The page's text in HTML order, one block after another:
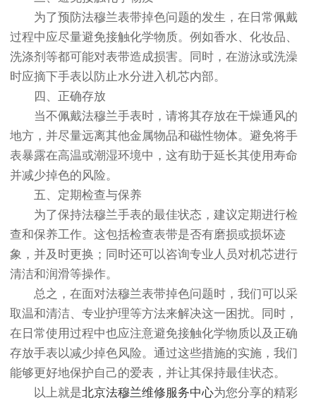
为了预防法穆兰表带掉色问题的发生，在日常佩戴
过程中应尽量避免接触化学物质。例如香水、化妆品、
洗涤剂等都可能对表带造成损害。同时，在游泳或洗澡
时应摘下手表以防止水分进入机芯内部。
四、正确存放
当不佩戴法穆兰手表时，请将其存放在干燥通风的
地方，并尽量远离其他金属物品和磁性物体。避免将手
表暴露在高温或潮湿环境中，这有助于延长其使用寿命
并减少掉色的风险。
五、定期检查与保养
为了保持法穆兰手表的最佳状态，建议定期进行检
查和保养工作。这包括检查表带是否有磨损或损坏迹
象，并及时更换；同时还可以咨询专业人员对机芯进行
清洁和润滑等操作。
总之，在面对法穆兰表带掉色问题时，我们可以采
取温和清洁、专业护理等方法来解决这一困扰。同时，
在日常使用过程中也应注意避免接触化学物质以及正确
存放手表以减少掉色风险。通过这些措施的实施，我们
能够更好地保护自己的爱表，并让其保持最佳状态。
以上就是北京法穆兰维修服务中心为您分享的精彩